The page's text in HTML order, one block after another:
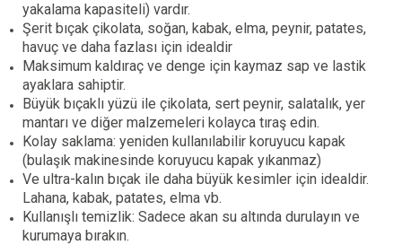
yakalama kapasiteli) vardır.
Şerit bıçak çikolata, soğan, kabak, elma, peynir, patates,
havuç ve daha fazlası için idealdir
Maksimum kaldıraç ve denge için kaymaz sap ve lastik
ayaklara sahiptir.
Büyük bıçaklı yüzü ile çikolata, sert peynir, salatalık, yer
mantarı ve diğer malzemeleri kolayca tıraş edin.
Kolay saklama: yeniden kullanılabilir koruyucu kapak
(bulaşık makinesinde koruyucu kapak yıkanmaz)
Ve ultra-kalın bıçak ile daha büyük kesimler için idealdir.
Lahana, kabak, patates, elma vb.
Kullanışlı temizlik: Sadece akan su altında durulayın ve
kurumaya bırakın.